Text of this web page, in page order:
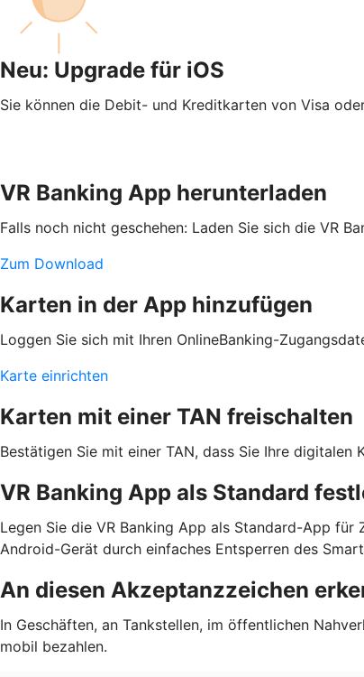
Neu: Upgrade für iOS
Sie können die Debit- und Kreditkarten von Visa
VR Banking App herunterladen
Falls noch nicht geschehen: Laden Sie sich die VR
Zum Download
Karten in der App hinzufügen
Loggen Sie sich mit Ihren OnlineBanking-
Karte einrichten
Karten mit einer TAN freischalten
Bestätigen Sie mit einer TAN, dass Sie Ihre
VR Banking App als Standard
Legen Sie die VR Banking App als Standard-App
Android-Gerät durch einfaches Entsperren des
An diesen Akzeptanzzeichen
In Geschäften, an Tankstellen, im öffentlichen
mobil bezahlen.